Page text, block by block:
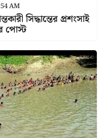
AM
সিদ্ধান্তের প্রশংসাই
পোস্ট